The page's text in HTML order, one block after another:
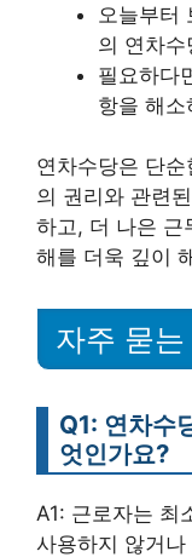
오늘부터
의 연차
필요하다
항을 해
연차수당은 단
의 권리와 관련
하고, 더 나은 근
해를 더욱 깊이
자주 묻
Q1: 연차수
엇인가요?
A1: 근로자는 최
사용하지 않거